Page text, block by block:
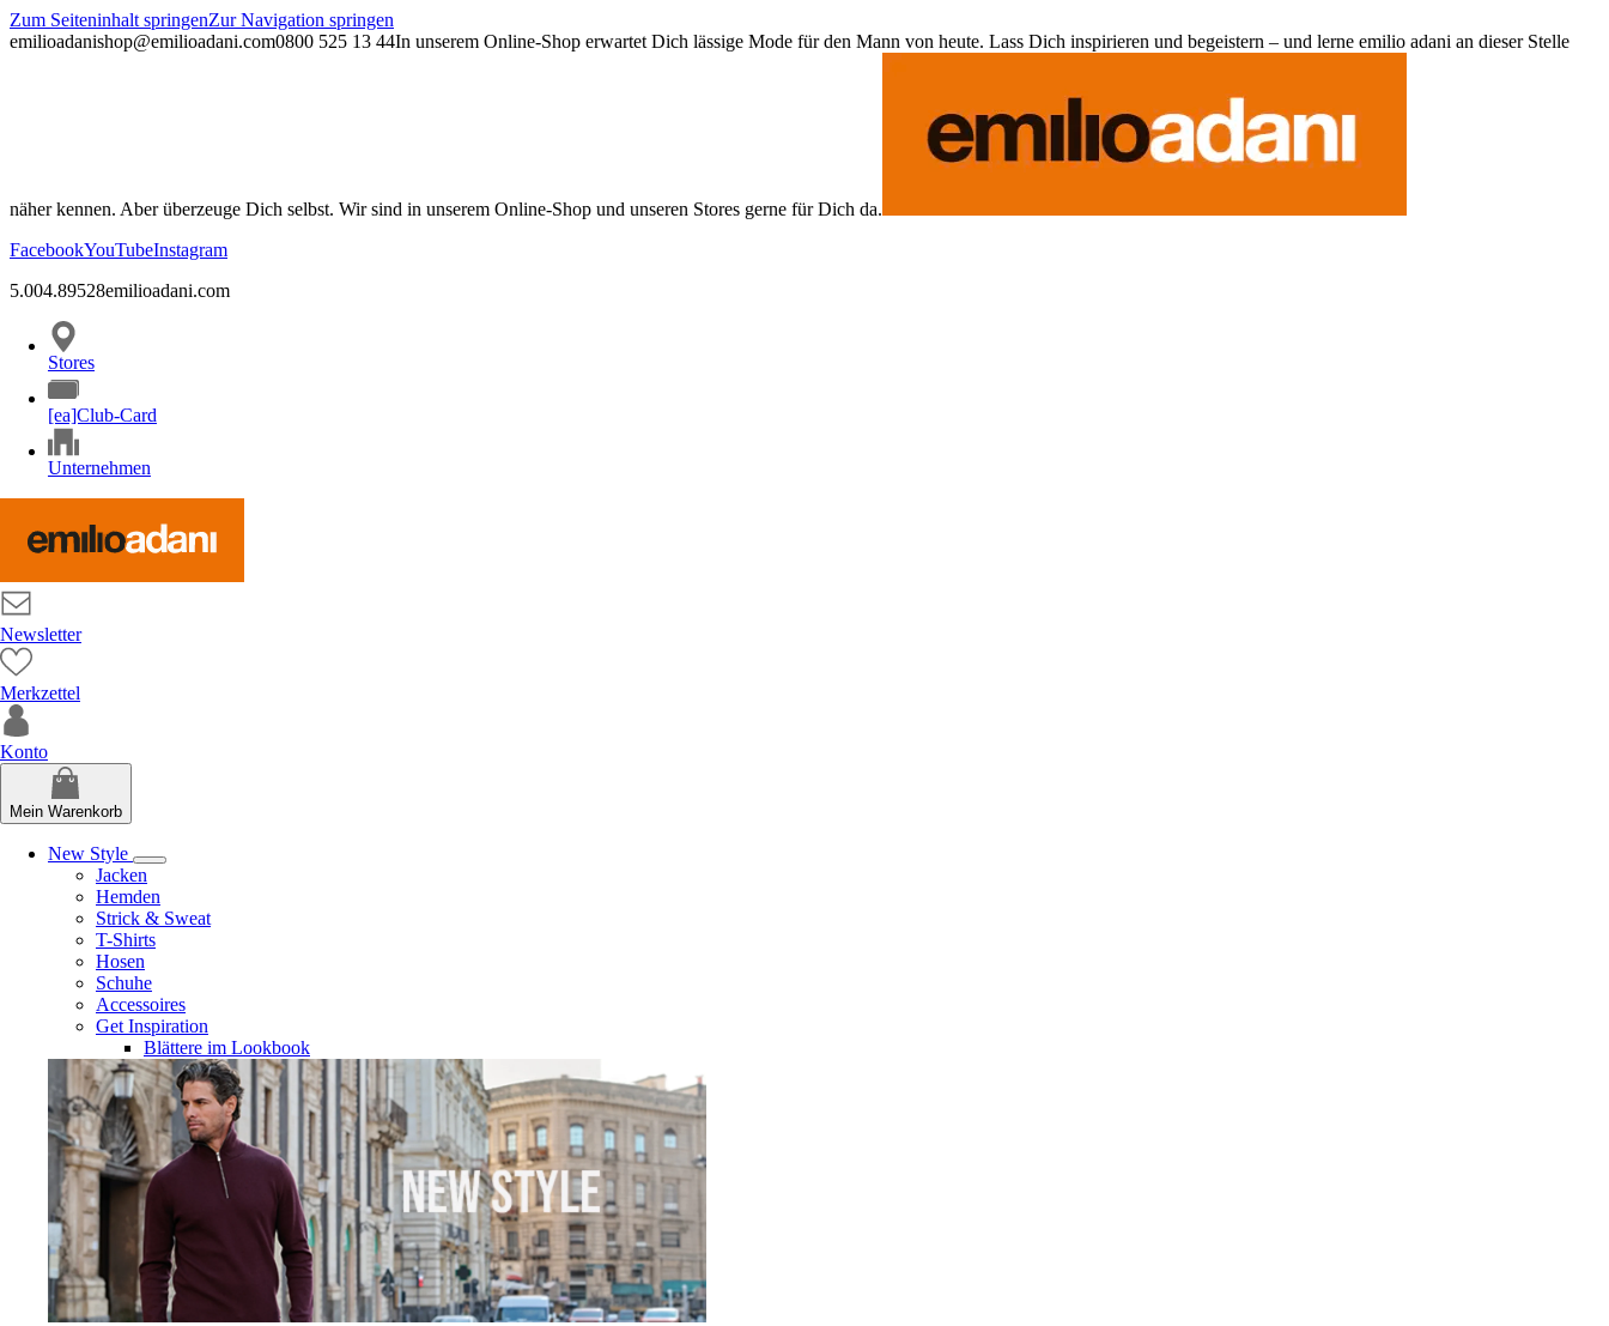
Zum Seiteninhalt springenZur Navigation springen
emilioadanishop@emilioadani.com0800 525 13 44In unserem Online-Shop erwartet Dich lässige Mode für den Mann von heute. Lass Dich inspirieren und begeistern – und lerne emilio adani an dieser Stelle
näher kennen. Aber überzeuge Dich selbst. Wir sind in unserem Online-Shop und unseren Stores gerne für Dich da.
FacebookYouTubeInstagram
5.004.89528emilioadani.com
Stores
[ea]Club-Card
Unternehmen
Newsletter
Merkzettel
Konto
Mein Warenkorb
New Style
Jacken
Hemden
Strick & Sweat
T-Shirts
Hosen
Schuhe
Accessoires
Get Inspiration
Blättere im Lookbook